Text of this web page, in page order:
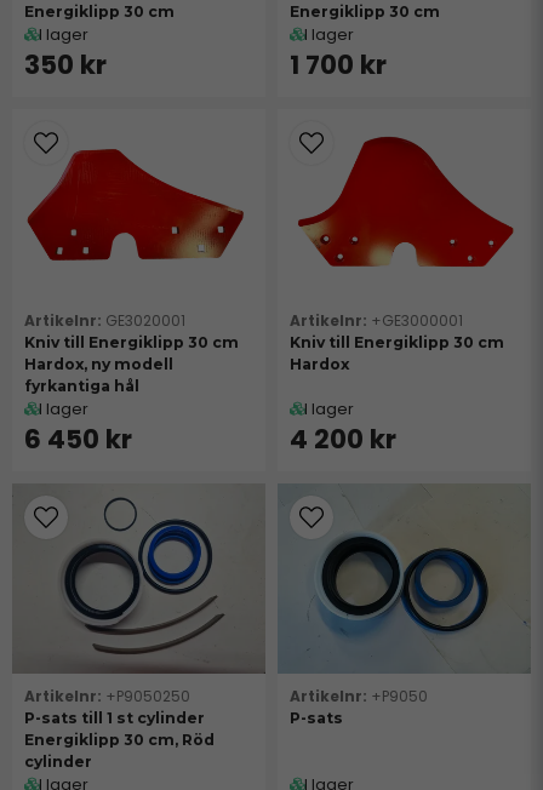
Energiklipp 30 cm
I lager
350 kr
Energiklipp 30 cm
I lager
1 700 kr
GE3020001
Kniv till Energiklipp 30 cm
Hardox, ny modell
fyrkantiga hål
I lager
6 450 kr
+GE3000001
Kniv till Energiklipp 30 cm
Hardox
I lager
4 200 kr
+P9050250
P-sats till 1 st cylinder
Energiklipp 30 cm, Röd
cylinder
I lager
+P9050
P-sats
I lager